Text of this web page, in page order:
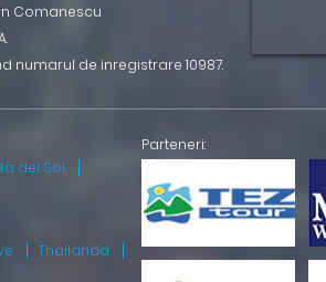
Comanescu
de inregistrare 10987.
del Sol
Thailanda